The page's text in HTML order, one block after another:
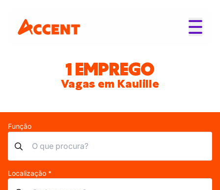
1 EMPREGO
Vagas em Kaulille
Função
Localização *